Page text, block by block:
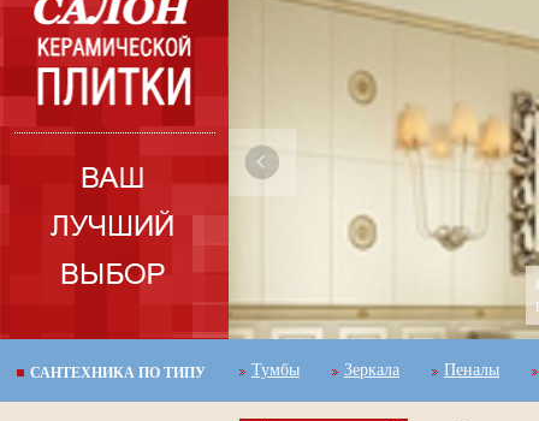
Коллекция:
САНТЕХНИКА ПО ТИПУ Тумбы Зеркала Пеналы